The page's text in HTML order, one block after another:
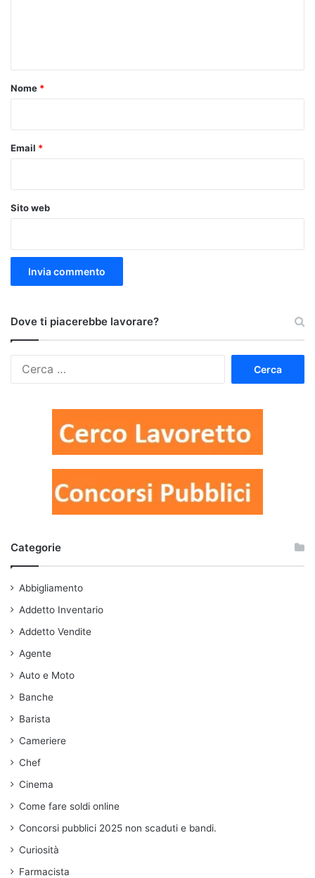
o
Nome *
Email *
Sito web
Dove ti piacerebbe lavorare?
Categorie
Abbigliamento
Addetto Inventario
Addetto Vendite
Agente
Auto e Moto
Banche
Barista
Cameriere
Chef
Cinema
Come fare soldi online
Concorsi pubblici 2025 non scaduti e bandi.
Curiosità
Farmacista